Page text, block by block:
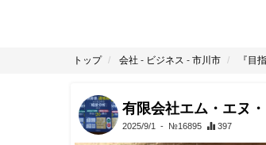
トップ 会社 - ビジネス - 市川市 『目
有限会社エム・エヌ
2025/9/1 - №16895 397